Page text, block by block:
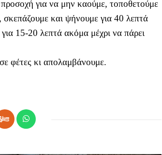
για να μην καούμε, τοποθετούμε
σκεπάζουμε και ψήνουμε για 40 λεπτά
15-20 λεπτά ακόμα μέχρι να πάρει
φέτες κι απολαμβάνουμε.